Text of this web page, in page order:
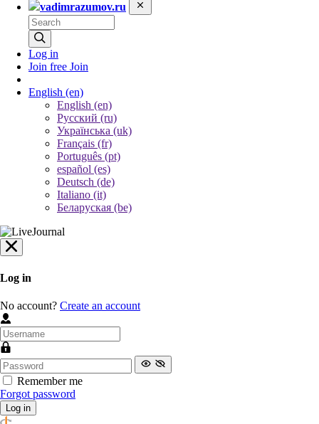
vadimrazumov.ru
Log in
Join free Join
English (en)
English (en)
Русский (ru)
Українська (uk)
Français (fr)
Português (pt)
español (es)
Deutsch (de)
Italiano (it)
Беларуская (be)
Log in
No account? Create an account
Remember me
Forgot password
Log in